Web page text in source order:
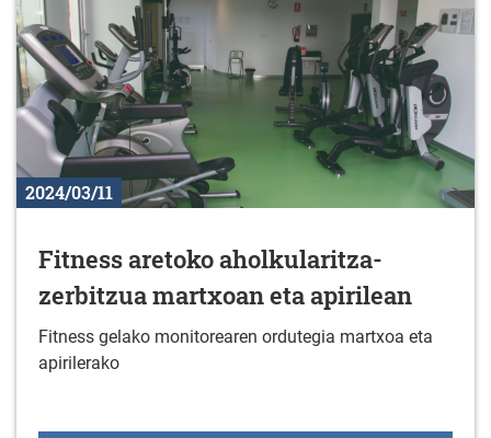
2024/03/11
Fitness aretoko aholkularitza-
zerbitzua martxoan eta apirilean
Fitness gelako monitorearen ordutegia martxoa eta
apirilerako